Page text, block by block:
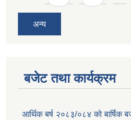
अन्य
बजेट तथा कार्यक्रम
आर्थिक बर्ष २०८३/०८४ को बार्षिक